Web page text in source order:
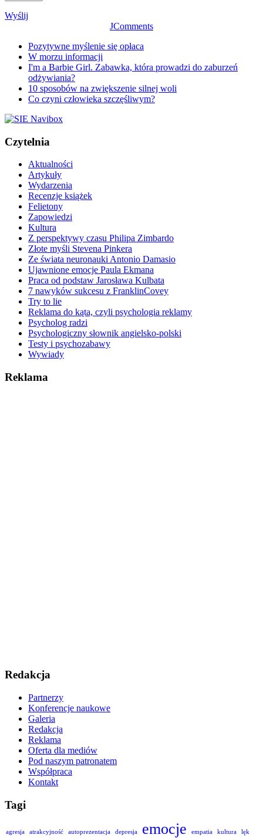
Wyślij
JComments
Pozytywne myślenie się opłaca
W morzu informacji
I'm a Barbie Girl. Zabawka, która prowadzi do zaburzeń
odżywiania?
10 sposobów na zwiększenie silnej woli
Co czyni człowieka szczęśliwym?
Czytelnia
Aktualności
Artykuły
Wydarzenia
Recenzje książek
Felietony
Zapowiedzi
Kultura
Z perspektywy czasu Philipa Zimbardo
Złote myśli Stevena Pinkera
Ze świata neuronauki Antonio Damasio
Ujawnione emocje Paula Ekmana
Praca od podstaw Jarosława Kulbata
7 nawyków sukcesu z FranklinCovey
Try to lie
Reklama do kąta, czyli psychologia reklamy
Psycholog radzi
Psychologiczny słownik angielsko-polski
Testy i psychozabawy
Wywiady
Reklama
Redakcja
Partnerzy
Konferencje naukowe
Galeria
Redakcja
Reklama
Oferta dla mediów
Pod naszym patronatem
Współpraca
Kontakt
Tagi
agresja atrakcyjność autoprezentacja depresja emocje empatia kultura
lęk